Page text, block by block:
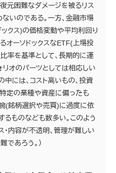
元困難なダメージを被るリス
いのである。一方、金融市場
ックス)の価格変動や平均利回り
オーソドックスなETF(上場投
率を基準として、長期的に運
オのパーツとしては相応しい
中には、コスト高いもの、投資
定の業種や資産に偏ったも
腕(銘柄選択や売買)に過度に依
ものなども数多い。このよう
・内容が不透明、管理が難しい
あろう。）